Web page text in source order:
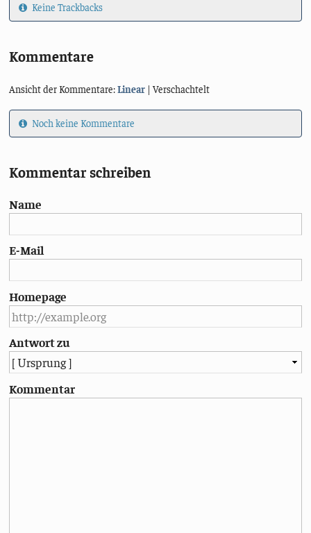
Keine Trackbacks
Kommentare
Ansicht der Kommentare:Linear | Verschachtelt
Noch keine Kommentare
Kommentar schreiben
Name
E-Mail
Homepage
Antwort zu
Kommentar